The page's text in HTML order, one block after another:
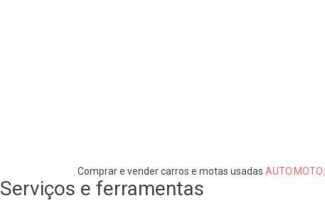
Comprar e vender carros e motas usadas
Serviços e ferramentas